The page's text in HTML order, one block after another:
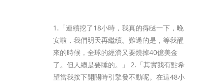
1.「連續挖了18小時，我真的得瞇一下，晚
安啦，我們明天再繼續。難過的是，等我醒
來的時候，全球的經濟又要燒掉40億美金
了。但人總是要睡的。」 2.「其實我有點希
望當我按下開關時引擎發不動呢。在這48小